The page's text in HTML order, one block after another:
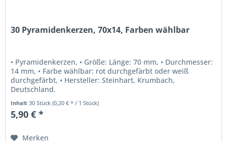
30 Pyramidenkerzen, 70x14, Farben wählbar
• Pyramidenkerzen, • Größe: Länge: 70 mm, • Durchmesser:
14 mm, • Farbe wählbar: rot durchgefärbt oder weiß
durchgefärbt, • Hersteller: Steinhart, Krumbach,
Deutschland.
Inhalt30 Stück(0,20 € * / 1 Stück)
5,90 € *
Merken